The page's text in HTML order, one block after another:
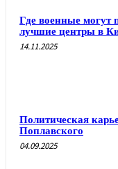
Где военные могут
лучшие центры в
14.11.2025
Политическая
Поплавского
04.09.2025